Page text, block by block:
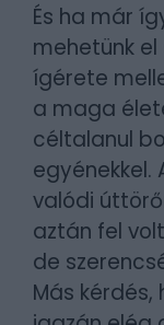
És ha már
mehetünk el
ígérete
a maga
céltalanul
egyénekkel.
valódi
aztán fel
de
Más